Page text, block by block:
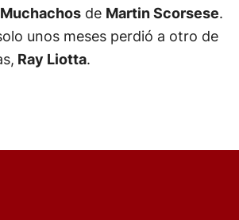
de Martin Scorsese.
unos meses perdió a otro de
Ray Liotta.